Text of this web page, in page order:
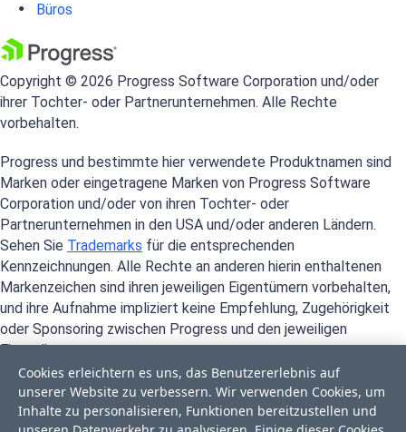
Büros
Copyright © 2026 Progress Software Corporation und/oder
ihrer Tochter- oder Partnerunternehmen. Alle Rechte
vorbehalten.
Progress und bestimmte hier verwendete Produktnamen sind
Marken oder eingetragene Marken von Progress Software
Corporation und/oder von ihren Tochter- oder
Partnerunternehmen in den USA und/oder anderen Ländern.
Sehen Sie Trademarks für die entsprechenden
Kennzeichnungen. Alle Rechte an anderen hierin enthaltenen
Markenzeichen sind ihren jeweiligen Eigentümern vorbehalten,
und ihre Aufnahme impliziert keine Empfehlung, Zugehörigkeit
oder Sponsoring zwischen Progress und den jeweiligen
Eigentümern.
Cookies erleichtern es uns, das Benutzererlebnis auf
unserer Website zu verbessern. Wir verwenden Cookies, um
Inhalte zu personalisieren, Funktionen bereitzustellen und